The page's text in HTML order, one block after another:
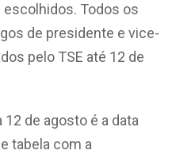
Todos os
de presidente e vice-
pelo TSE até 12 de
12 de agosto é a data
tabela com a